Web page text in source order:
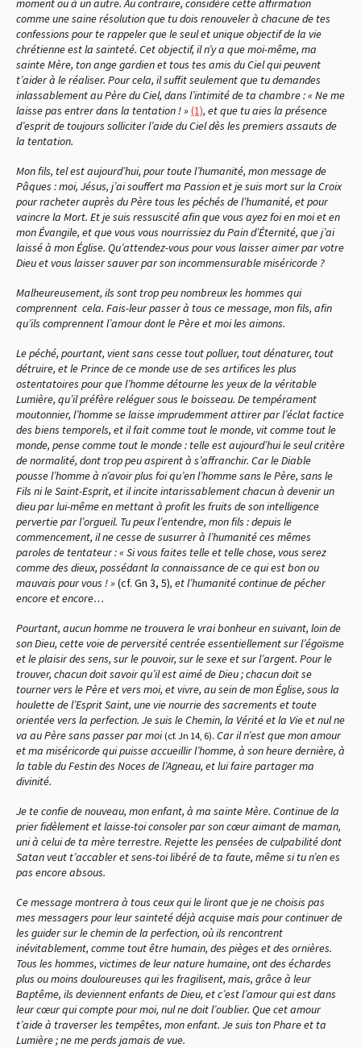
moment ou à un autre. Au contraire, considère cette affirmation
comme une saine résolution que tu dois renouveler à chacune de tes
confessions pour te rappeler que le seul et unique objectif de la vie
chrétienne est la sainteté. Cet objectif, il n’y a que moi-même, ma
sainte Mère, ton ange gardien et tous tes amis du Ciel qui peuvent
t’aider à le réaliser. Pour cela, il suffit seulement que tu demandes
inlassablement au Père du Ciel, dans l’intimité de ta chambre : « Ne me
laisse pas entrer dans la tentation ! »(1), et que tu aies la présence
d’esprit de toujours solliciter l’aide du Ciel dès les premiers assauts de
la tentation.
Mon fils, tel est aujourd’hui, pour toute l’humanité, mon message de
Pâques : moi, Jésus, j’ai souffert ma Passion et je suis mort sur la Croix
pour racheter auprès du Père tous les péchés de l’humanité, et pour
vaincre la Mort. Et je suis ressuscité afin que vous ayez foi en moi et en
mon Évangile, et que vous vous nourrissiez du Pain d’Éternité, que j’ai
laissé à mon Église. Qu’attendez-vous pour vous laisser aimer par votre
Dieu et vous laisser sauver par son incommensurable miséricorde ?
Malheureusement, ils sont trop peu nombreux les hommes qui
comprennent cela. Fais-leur passer à tous ce message, mon fils, afin
qu’ils comprennent l’amour dont le Père et moi les aimons.
Le péché, pourtant, vient sans cesse tout polluer, tout dénaturer, tout
détruire, et le Prince de ce monde use de ses artifices les plus
ostentatoires pour que l’homme détourne les yeux de la véritable
Lumière, qu’il préfère reléguer sous le boisseau. De tempérament
moutonnier, l’homme se laisse imprudemment attirer par l’éclat factice
des biens temporels, et il fait comme tout le monde, vit comme tout le
monde, pense comme tout le monde : telle est aujourd’hui le seul critère
de normalité, dont trop peu aspirent à s’affranchir. Car le Diable
pousse l’homme à n’avoir plus foi qu’en l’homme sans le Père, sans le
Fils ni le Saint-Esprit, et il incite intarissablement chacun à devenir un
dieu par lui-même en mettant à profit les fruits de son intelligence
pervertie par l’orgueil. Tu peux l’entendre, mon fils : depuis le
commencement, il ne cesse de susurrer à l’humanité ces mêmes
paroles de tentateur : « Si vous faites telle et telle chose, vous serez
comme des dieux, possédant la connaissance de ce qui est bon ou
mauvais pour vous ! »(cf. Gn 3, 5), et l’humanité continue de pécher
encore et encore…
Pourtant, aucun homme ne trouvera le vrai bonheur en suivant, loin de
son Dieu, cette voie de perversité centrée essentiellement sur l’égoïsme
et le plaisir des sens, sur le pouvoir, sur le sexe et sur l’argent. Pour le
trouver, chacun doit savoir qu’il est aimé de Dieu ; chacun doit se
tourner vers le Père et vers moi, et vivre, au sein de mon Église, sous la
houlette de l’Esprit Saint, une vie nourrie des sacrements et toute
orientée vers la perfection. Je suis le Chemin, la Vérité et la Vie et nul ne
va au Père sans passer par moi (cf. Jn 14, 6). Car il n’est que mon amour
et ma miséricorde qui puisse accueillir l’homme, à son heure dernière, à
la table du Festin des Noces de l’Agneau, et lui faire partager ma
divinité.
Je te confie de nouveau, mon enfant, à ma sainte Mère. Continue de la
prier fidèlement et laisse-toi consoler par son cœur aimant de maman,
uni à celui de ta mère terrestre. Rejette les pensées de culpabilité dont
Satan veut t’accabler et sens-toi libéré de ta faute, même si tu n’en es
pas encore absous.
Ce message montrera à tous ceux qui le liront que je ne choisis pas
mes messagers pour leur sainteté déjà acquise mais pour continuer de
les guider sur le chemin de la perfection, où ils rencontrent
inévitablement, comme tout être humain, des pièges et des ornières.
Tous les hommes, victimes de leur nature humaine, ont des échardes
plus ou moins douloureuses qui les fragilisent, mais, grâce à leur
Baptême, ils deviennent enfants de Dieu, et c’est l’amour qui est dans
leur cœur qui compte pour moi, nul ne doit l’oublier. Que cet amour
t’aide à traverser les tempêtes, mon enfant. Je suis ton Phare et ta
Lumière ; ne me perds jamais de vue.